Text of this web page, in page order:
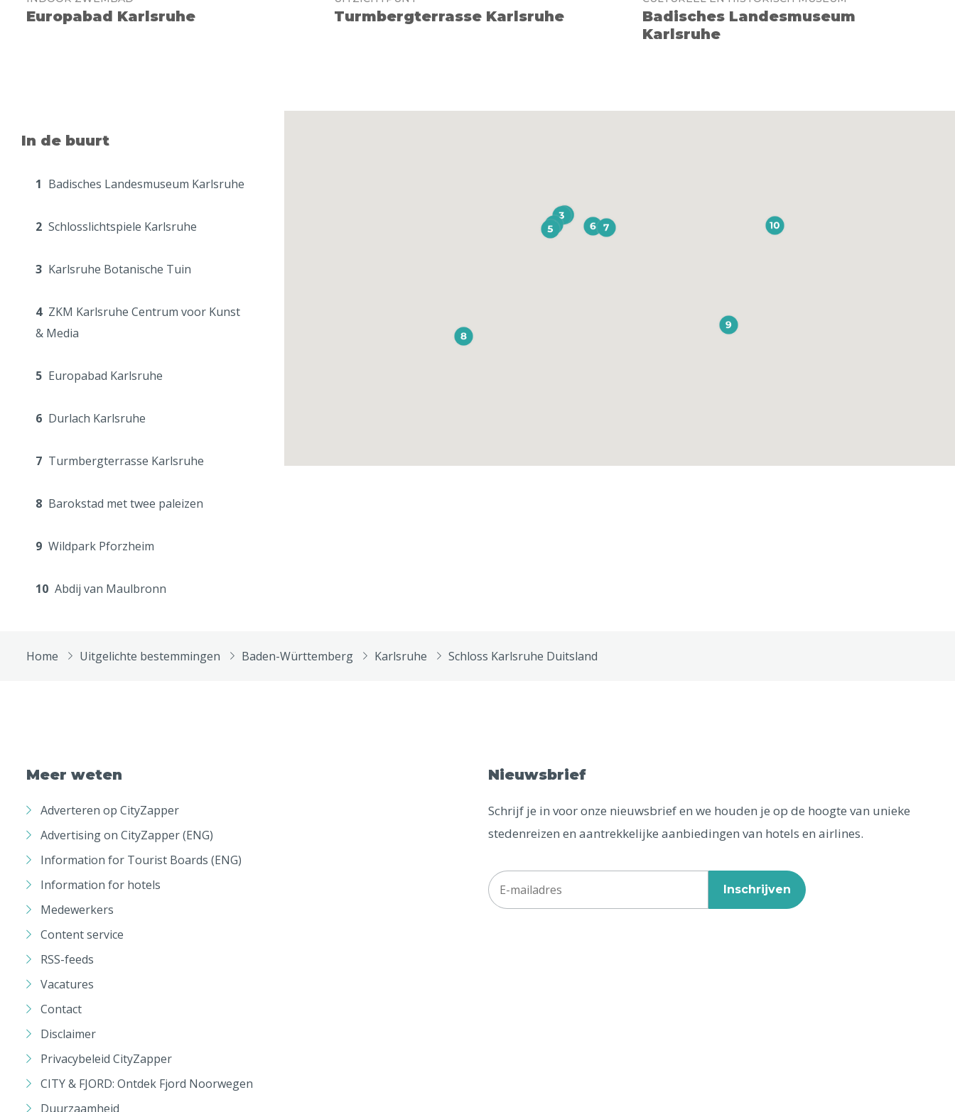
Europabad Karlsruhe Turmbergterrasse Karlsruhe
Badisches Landesmuseum
Karlsruhe
In de buurt
1 Badisches Landesmuseum Karlsruhe
2 Schlosslichtspiele Karlsruhe
3 Karlsruhe Botanische Tuin
4 ZKM Karlsruhe Centrum voor Kunst
& Media
5 Europabad Karlsruhe
6 Durlach Karlsruhe
7 Turmbergterrasse Karlsruhe
8 Barokstad met twee paleizen
9 Wildpark Pforzheim
10 Abdij van Maulbronn
Home Uitgelichte bestemmingen Baden-Württemberg Karlsruhe Schloss Karlsruhe Duitsland
Meer weten
Adverteren op CityZapper
Advertising on CityZapper (ENG)
Information for Tourist Boards (ENG)
Information for hotels
Medewerkers
Content service
RSS-feeds
Vacatures
Contact
Disclaimer
Privacybeleid CityZapper
CITY & FJORD: Ontdek Fjord Noorwegen
Duurzaamheid
Nieuwsbrief
Schrijf je in voor onze nieuwsbrief en we houden je op de hoogte van unieke
stedenreizen en aantrekkelijke aanbiedingen van hotels en airlines.
Inschrijven